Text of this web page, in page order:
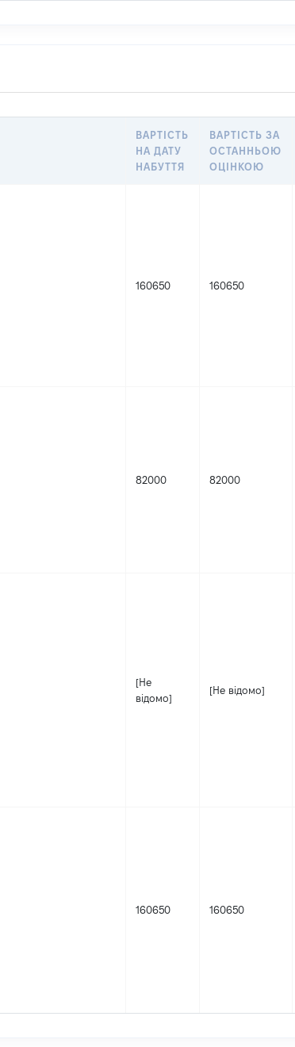
ВАРТІСТЬ
НА ДАТУ
НАБУТТЯ
ВАРТІСТЬ ЗА
ОСТАННЬОЮ
ОЦІНКОЮ
160650 160650
82000 82000
[Не
відомо]
[Не відомо]
160650 160650